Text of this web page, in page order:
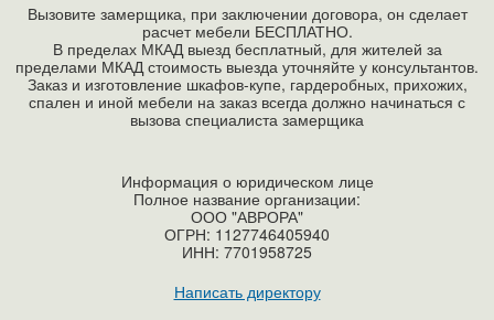
Вызовите замерщика, при заключении договора, он сделает
расчет мебели БЕСПЛАТНО.
В пределах МКАД выезд бесплатный, для жителей за
пределами МКАД стоимость выезда уточняйте у консультантов.
Заказ и изготовление шкафов-купе, гардеробных, прихожих,
спален и иной мебели на заказ всегда должно начинаться с
вызова специалиста замерщика
Информация о юридическом лице
Полное название организации:
ООО "АВРОРА"
ОГРН: 1127746405940
ИНН: 7701958725
Написать директору